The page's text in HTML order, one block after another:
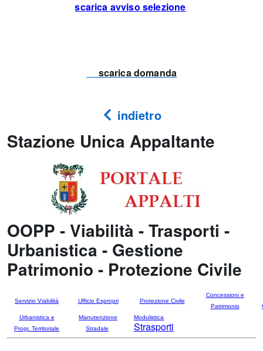
scarica avviso selezione
scarica domanda
indietro
Stazione Unica Appaltante
OOPP - Viabilità - Trasporti -
Urbanistica - Gestione
Patrimonio - Protezione Civile
Servizio Viabilità Ufficio Espropri Protezione Civile
Concessioni e
Patrimonio
Urbanistica e
Progr. Territoriale
Manutenzione
Stradale
Modulistica
Strasporti